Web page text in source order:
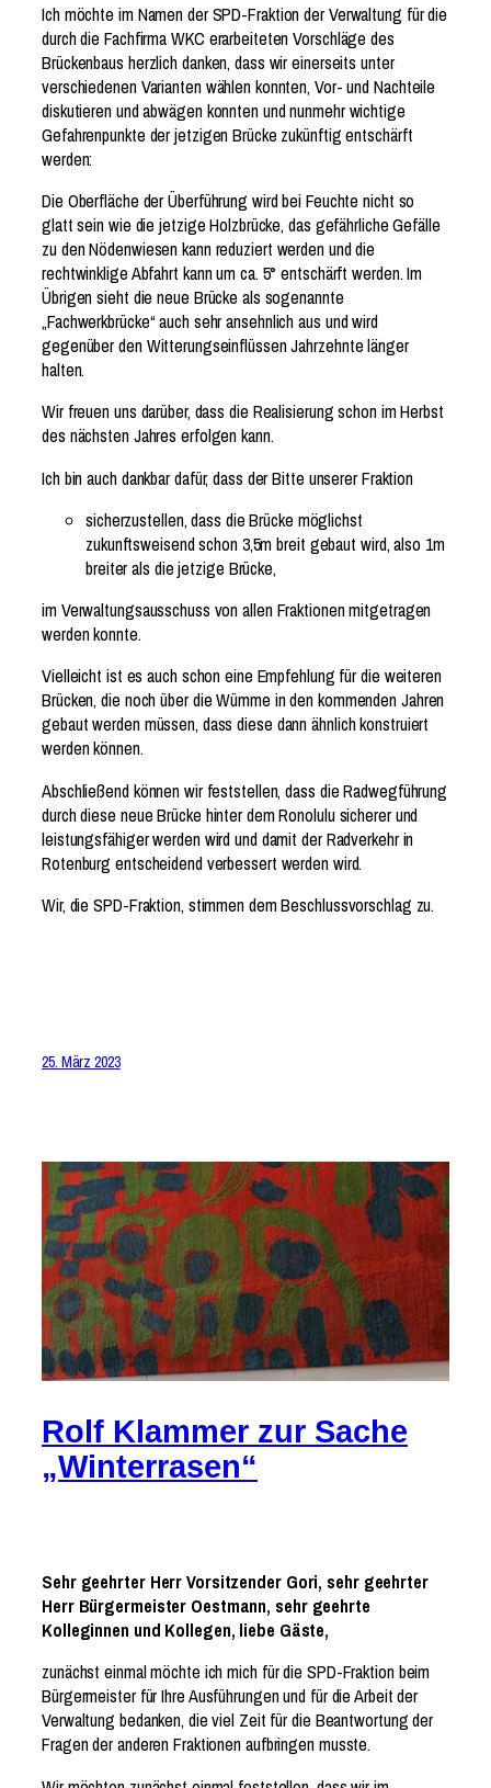
Ich möchte im Namen der SPD-Fraktion der Verwaltung für die
durch die Fachfirma WKC erarbeiteten Vorschläge des
Brückenbaus herzlich danken, dass wir einerseits unter
verschiedenen Varianten wählen konnten, Vor- und Nachteile
diskutieren und abwägen konnten und nunmehr wichtige
Gefahrenpunkte der jetzigen Brücke zukünftig entschärft
werden:
Die Oberfläche der Überführung wird bei Feuchte nicht so
glatt sein wie die jetzige Holzbrücke, das gefährliche Gefälle
zu den Nödenwiesen kann reduziert werden und die
rechtwinklige Abfahrt kann um ca. 5° entschärft werden. Im
Übrigen sieht die neue Brücke als sogenannte
„Fachwerkbrücke“ auch sehr ansehnlich aus und wird
gegenüber den Witterungseinflüssen Jahrzehnte länger
halten.
Wir freuen uns darüber, dass die Realisierung schon im Herbst
des nächsten Jahres erfolgen kann.
Ich bin auch dankbar dafür, dass der Bitte unserer Fraktion
sicherzustellen, dass die Brücke möglichst
zukunftsweisend schon 3,5m breit gebaut wird, also 1m
breiter als die jetzige Brücke,
im Verwaltungsausschuss von allen Fraktionen mitgetragen
werden konnte.
Vielleicht ist es auch schon eine Empfehlung für die weiteren
Brücken, die noch über die Wümme in den kommenden Jahren
gebaut werden müssen, dass diese dann ähnlich konstruiert
werden können.
Abschließend können wir feststellen, dass die Radwegführung
durch diese neue Brücke hinter dem Ronolulu sicherer und
leistungsfähiger werden wird und damit der Radverkehr in
Rotenburg entscheidend verbessert werden wird.
Wir, die SPD-Fraktion, stimmen dem Beschlussvorschlag zu.
25. März 2023
Rolf Klammer zur Sache
„Winterrasen“
Sehr geehrter Herr Vorsitzender Gori, sehr geehrter
Herr Bürgermeister Oestmann, sehr geehrte
Kolleginnen und Kollegen, liebe Gäste,
zunächst einmal möchte ich mich für die SPD-Fraktion beim
Bürgermeister für Ihre Ausführungen und für die Arbeit der
Verwaltung bedanken, die viel Zeit für die Beantwortung der
Fragen der anderen Fraktionen aufbringen musste.